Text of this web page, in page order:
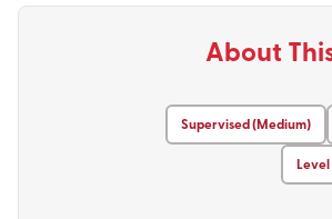
About
Supervised (Medium)
Level